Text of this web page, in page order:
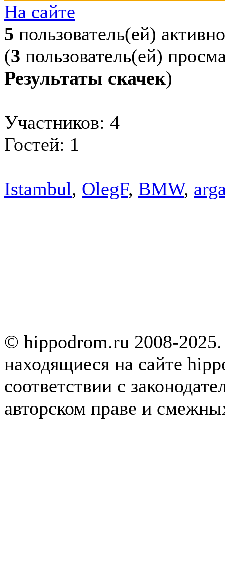
На сайте
5 пользователь(ей) активно
(3 пользователь(ей)
Результаты скачек)
Участников: 4
Гостей: 1
Istambul, OlegF, BMW,
© hippodrom.ru 2008-
находящиеся на сайте
соответствии с
авторском праве и